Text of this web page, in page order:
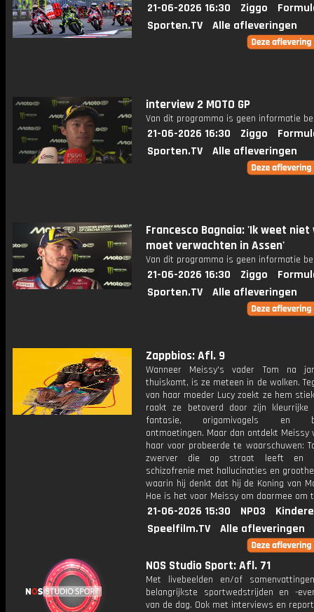
21-06-2026 16:30 Ziggo
Sporten.TV
Alle afleveringen
interview 2 MOTO GP
Van dit programma is geen informatie
21-06-2026 16:30 Ziggo
Sporten.TV
Alle afleveringen
Francesco Bagnaia: 'Ik weet
moet verwachten in Assen'
Van dit programma is geen informatie
21-06-2026 16:30 Ziggo
Sporten.TV
Alle afleveringen
Zappbios: Afl. 9
Wanneer Meissy's vader Tom na
thuiskomt, is ze meteen in de wolken.
van haar moeder Lucy zoekt ze hem
raakt ze betoverd door zijn kleurrijke
fantasie, origamivogels en
ontmoetingen. Maar dan ontdekt Meissy
haar voor probeerde te waarschuwen:
zwerver die op straat leeft en
schizofrenie met hallucinaties en
waarin hij denkt dat hij de Koning van
Hoe is het voor Meissy om daarmee om
21-06-2026 15:30 NPO3
Speelfilm.TV
Alle afleveringen
NOS Studio Sport: Afl. 71
Met livebeelden en/of
belangrijkste sportwedstrijden en -
van de dag. Ook met interviews en